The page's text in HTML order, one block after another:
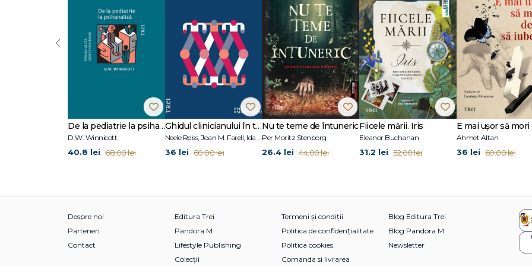
De la pediatrie la psihanaliză
D.W. Winnicott
40.8 lei 68.00 lei
Ghidul clinicianului în terapia schemelor
Neele Reiss, Joan M. Farell, Ida A.Show
36 lei 60.00 lei
Nu te teme de întuneric
Per Moritz Stenborg
26.4 lei 44.00 lei
Fiicele mării. Iris
Eleanor Buchanan
31.2 lei 52.00 lei
Ahmet Altan
36 lei 60.00 lei
‹
Despre noi
Parteneri
Contact
Editura Trei
Pandora M
Lifestyle Publishing
Colecții
Termeni și condiții
Politica de confidențialitate
Politica cookies
Comanda si livrarea
Blog Editura Trei
Blog Pandora M
Newsletter